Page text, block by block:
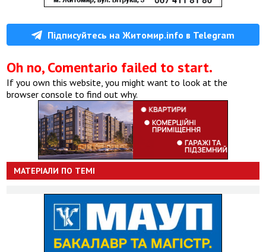
Підписуйтесь на Житомир.info в Telegram
Oh no, Comentario failed to start.
If you own this website, you might want to look at the
browser console to find out why.
МАТЕРІАЛИ ПО ТЕМІ